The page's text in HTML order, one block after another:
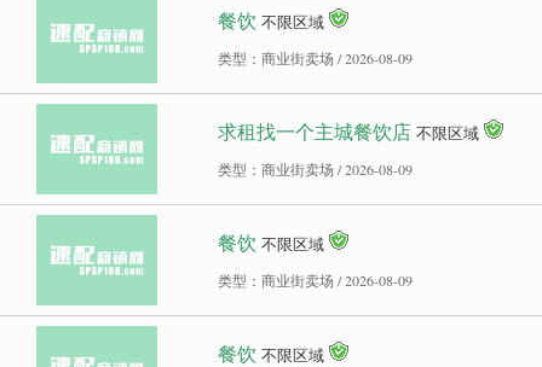
餐饮 不限区域
类型：商业街卖场 / 2026-08-09
求租找一个主城餐饮店 不限区域
类型：商业街卖场 / 2026-08-09
餐饮 不限区域
类型：商业街卖场 / 2026-08-09
餐饮 不限区域